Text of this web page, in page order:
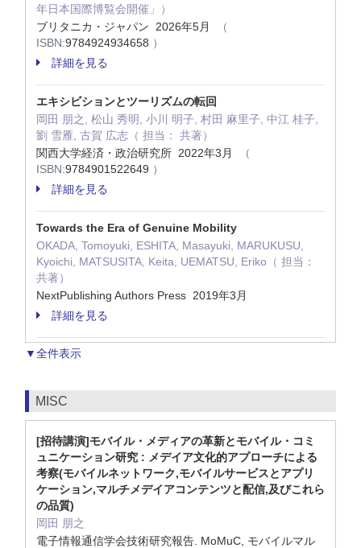
年日本国際博覧会開催」）
ブリタニカ・ジャパン 2026年5月
（
ISBN:9784924934658 ）
詳細を見る
エキシビションとツーリズムの転回
岡田 朋之, 松山 秀明, 小川 明子, 村田 麻里子, 中江 桂子,
劉 雪雁, 古賀 広志（ 担当： 共著）
関西大学経済・政治研究所 2022年3月
（
ISBN:9784901522649 ）
詳細を見る
Towards the Era of Genuine Mobility
OKADA, Tomoyuki, ESHITA, Masayuki, MARUKUSU,
Kyoichi, MATSUSITA, Keita, UEMATSU, Eriko（ 担当：
共著）
NextPublishing Authors Press 2019年3月
詳細を見る
▼全件表示
MISC
[招待講演]モバイル・メディアの革新とモバイル・コミ
ュニケーション研究 : メデイア文化的アプローチによる
考察(モバイルネットワーク,モバイルサービスとアプリ
ケーション,マルチメデイアコンテンツと配信,及びこれら
の品質)
岡田 朋之
電子情報通信学会技術研究報告. MoMuC, モバイルマル